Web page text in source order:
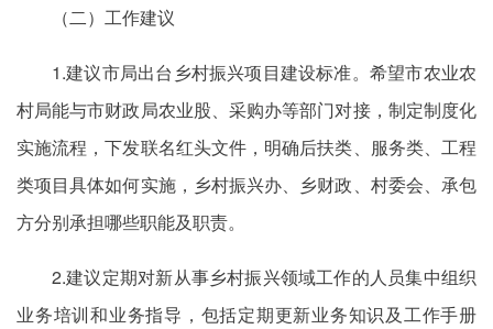
（二）工作建议
1.建议市局出台乡村振兴项目建设标准。希望市农业农
村局能与市财政局农业股、采购办等部门对接，制定制度化
实施流程，下发联名红头文件，明确后扶类、服务类、工程
类项目具体如何实施，乡村振兴办、乡财政、村委会、承包
方分别承担哪些职能及职责。
2.建议定期对新从事乡村振兴领域工作的人员集中组织
业务培训和业务指导，包括定期更新业务知识及工作手册